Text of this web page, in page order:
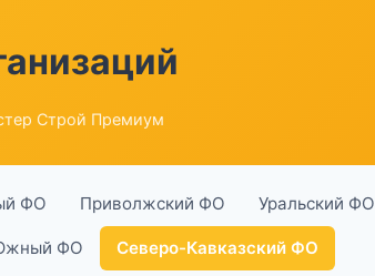
Строй Премиум
ФО Приволжский ФО Уральский ФО
ФО Северо-Кавказский ФО